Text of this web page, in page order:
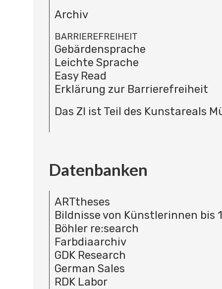
Archiv
BARRIEREFREIHEIT
Gebärdensprache
Leichte Sprache
Easy Read
Erklärung zur Barrierefreiheit
Das ZI ist Teil des Kunstareals
Datenbanken
ARTtheses
Bildnisse von Künstlerinnen bis
Böhler re:search
Farbdiaarchiv
GDK Research
German Sales
RDK Labor